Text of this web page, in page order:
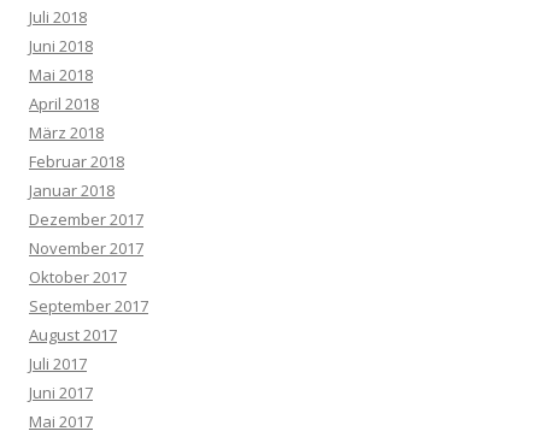
Juli 2018
Juni 2018
Mai 2018
April 2018
März 2018
Februar 2018
Januar 2018
Dezember 2017
November 2017
Oktober 2017
September 2017
August 2017
Juli 2017
Juni 2017
Mai 2017